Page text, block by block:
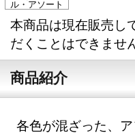
ル・アソート
本商品は現在販売し
だくことはできませ
商品紹介
各色が混ざった、ア